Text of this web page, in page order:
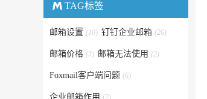
TAG标签
邮箱设置 (10) 钉钉企业邮箱 (26)
邮箱价格 (3) 邮箱无法使用 (2)
Foxmail客户端问题 (6)
企业邮箱作用 (2)